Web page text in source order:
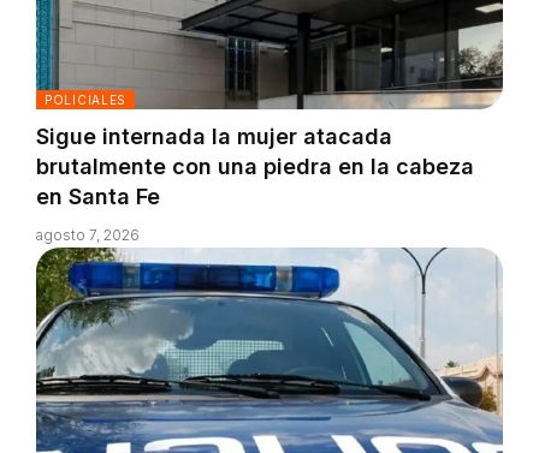
POLICIALES
Sigue internada la mujer atacada
brutalmente con una piedra en la cabeza
en Santa Fe
agosto 7, 2026